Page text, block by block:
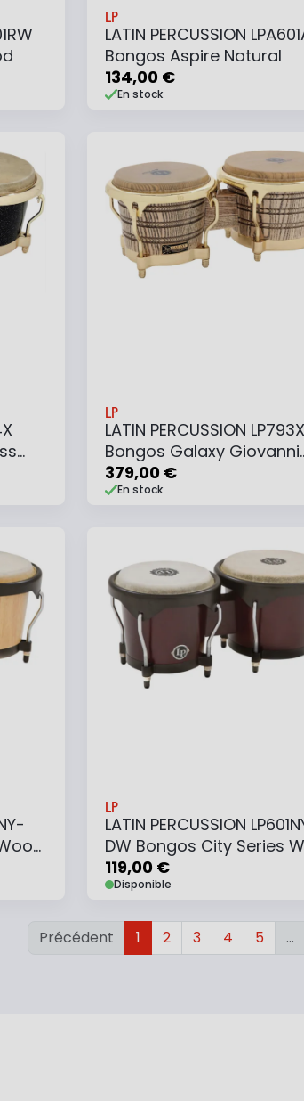
LP
LATIN PERCUSSION
Bongos Aspire Natural
134,00 €
En stock
Ajouter au panier
LP
LATIN PERCUSSION LP793X
Bongos Galaxy Giovanni
Natural Ash Gold
379,00 €
En stock
Ajouter au panier
LP
LATIN PERCUSSION
DW Bongos City Series
Dark Wood
119,00 €
Disponible
Précédent 1 2 3 4 5 …